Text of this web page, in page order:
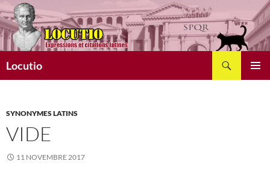
Aller
au
contenu
Locutio
SYNONYMES LATINS
VIDE
11 NOVEMBRE 2017